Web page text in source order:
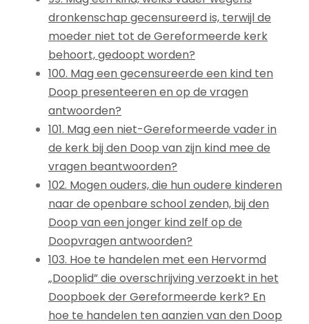
dronkenschap gecensureerd is, terwijl de
moeder niet tot de Gereformeerde kerk
behoort, gedoopt worden?
100. Mag een gecensureerde een kind ten
Doop presenteeren en op de vragen
antwoorden?
101. Mag een niet-Gereformeerde vader in
de kerk bij den Doop van zijn kind mee de
vragen beantwoorden?
102. Mogen ouders, die hun oudere kinderen
naar de openbare school zenden, bij den
Doop van een jonger kind zelf op de
Doopvragen antwoorden?
103. Hoe te handelen met een Hervormd
„Dooplid” die overschrijving verzoekt in het
Doopboek der Gereformeerde kerk? En
hoe te handelen ten aanzien van den Doop